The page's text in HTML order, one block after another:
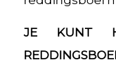
JE KUNT